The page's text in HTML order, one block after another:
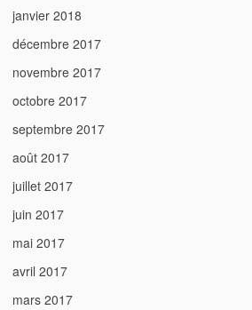
janvier 2018
décembre 2017
novembre 2017
octobre 2017
septembre 2017
août 2017
juillet 2017
juin 2017
mai 2017
avril 2017
mars 2017